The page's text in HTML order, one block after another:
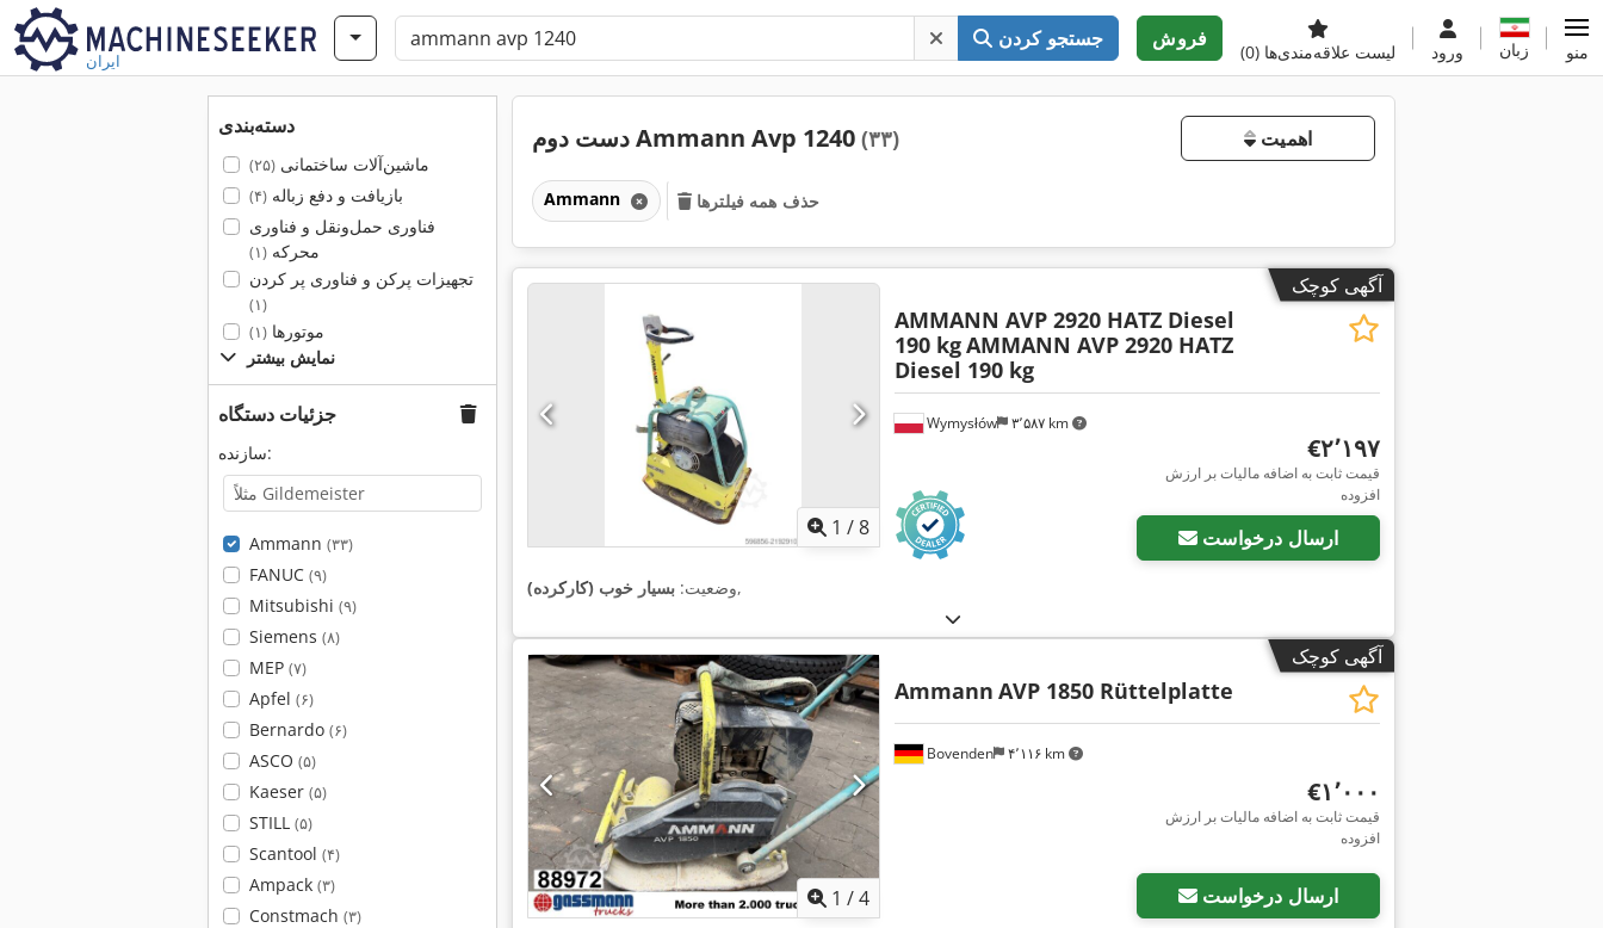
ایران
جستجو کردن فروش
لیست علاقه‌مندی‌ها (0) ورود زبان منو
دسته‌بندی
ماشین‌آلات ساختمانی(۲۵)
بازیافت و دفع زباله(۴)
فناوری حمل‌ونقل و فناوری
محرکه(۱)
تجهیزات پرکن و فناوری پر کردن
(۱)
موتورها(۱)
نمایش بیشتر
جزئیات دستگاه
سازنده:
Ammann (۳۳)
FANUC (۹)
Mitsubishi (۹)
Siemens (۸)
MEP (۷)
Apfel (۶)
Bernardo (۶)
ASCO (۵)
Kaeser (۵)
STILL (۵)
Scantool (۴)
Ampack (۳)
Constmach (۳)
دست دوم Ammann Avp 1240 (۳۳) اهمیت
Ammann حذف همه فیلترها
آگهی کوچک
1 /8
Wymysłów ۳٬۵۸۷ km
AMMANN AVP 2920 HATZ Diesel
190 kgAMMANN AVP 2920 HATZ
Diesel 190 kg
‎€۲٬۱۹۷
قیمت ثابت به اضافه مالیات بر ارزش
افزوده
ارسال درخواست
وضعیت: بسیار خوب (کارکرده) ,
آگهی کوچک
1 /4
Bovenden ۴٬۱۱۶ km
Ammann AVP 1850 Rüttelplatte
‎€۱٬۰۰۰
قیمت ثابت به اضافه مالیات بر ارزش
افزوده
ارسال درخواست